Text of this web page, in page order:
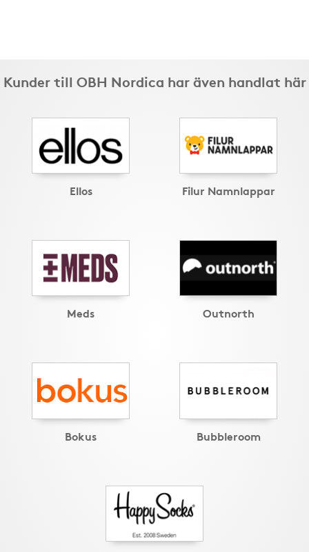
Kunder till OBH Nordica har även handlat här
Ellos Filur Namnlappar
Meds Outnorth
Bokus Bubbleroom